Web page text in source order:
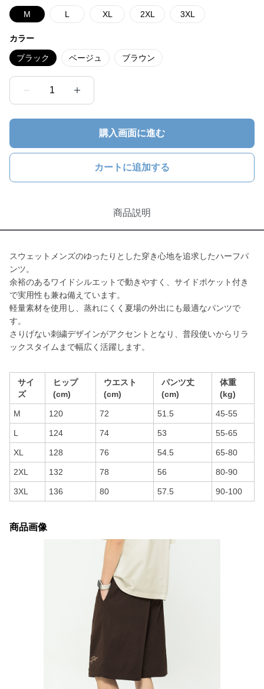
M L XL 2XL 3XL
カラー
ブラック ベージュ ブラウン
1
購入画面に進む
カートに追加する
商品説明
スウェットメンズのゆったりとした穿き心地を追求したハーフパ
ンツ。
余裕のあるワイドシルエットで動きやすく、サイドポケット付き
で実用性も兼ね備えています。
軽量素材を使用し、蒸れにくく夏場の外出にも最適なパンツで
す。
さりげない刺繍デザインがアクセントとなり、普段使いからリラ
ックスタイムまで幅広く活躍します。
サイ
ズ
ヒップ
(cm)
ウエスト
(cm)
パンツ丈
(cm)
体重
(kg)
M 120 72 51.5 45-55
L 124 74 53 55-65
XL 128 76 54.5 65-80
2XL 132 78 56 80-90
3XL 136 80 57.5 90-100
商品画像